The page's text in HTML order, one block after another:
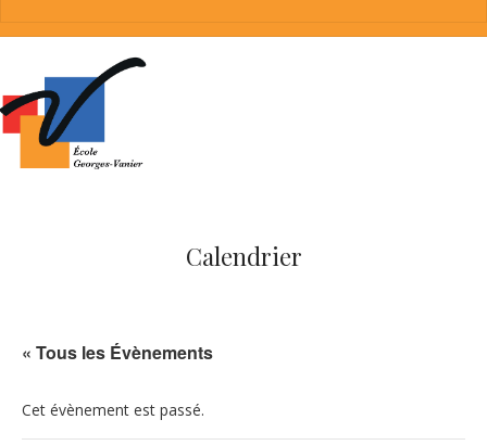
Calendrier
« Tous les Évènements
Cet évènement est passé.